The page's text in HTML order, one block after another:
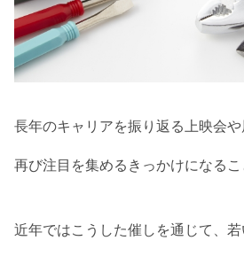
長年のキャリアを振り返る上映会や
再び注目を集めるきっかけになるこ
近年ではこうした催しを通じて、